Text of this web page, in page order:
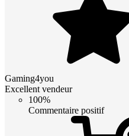
Gaming4you
Excellent vendeur
100%
Commentaire positif